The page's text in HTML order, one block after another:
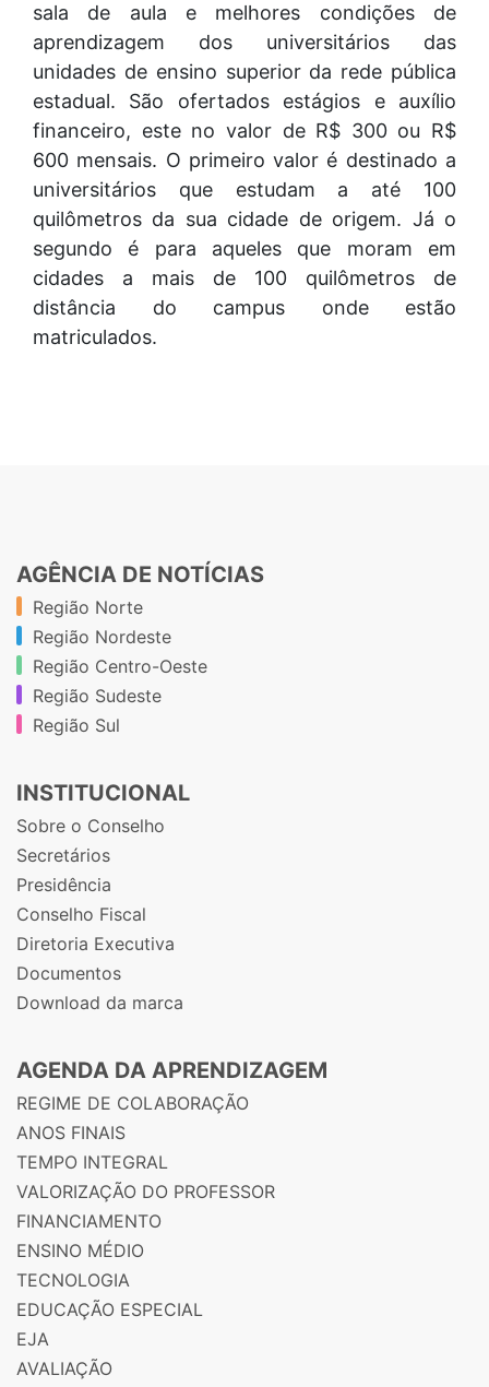
sala de aula e melhores condições de
aprendizagem dos universitários das
unidades de ensino superior da rede pública
estadual. São ofertados estágios e auxílio
financeiro, este no valor de R$ 300 ou R$
600 mensais. O primeiro valor é destinado a
universitários que estudam a até 100
quilômetros da sua cidade de origem. Já o
segundo é para aqueles que moram em
cidades a mais de 100 quilômetros de
distância do campus onde estão
matriculados.
AGÊNCIA DE NOTÍCIAS
Região Norte
Região Nordeste
Região Centro-Oeste
Região Sudeste
Região Sul
INSTITUCIONAL
Sobre o Conselho
Secretários
Presidência
Conselho Fiscal
Diretoria Executiva
Documentos
Download da marca
AGENDA DA APRENDIZAGEM
REGIME DE COLABORAÇÃO
ANOS FINAIS
TEMPO INTEGRAL
VALORIZAÇÃO DO PROFESSOR
FINANCIAMENTO
ENSINO MÉDIO
TECNOLOGIA
EDUCAÇÃO ESPECIAL
EJA
AVALIAÇÃO